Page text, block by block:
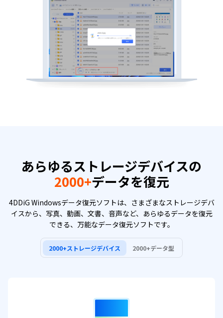
あらゆるストレージデバイスの
2000+データを復元
4DDiG Windowsデータ復元ソフトは、さまざまなストレージデバ
イスから、写真、動画、文書、音声など、あらゆるデータを復元
できる、万能なデータ復元ソフトです。
2000+ストレージデバイス 2000+データ型